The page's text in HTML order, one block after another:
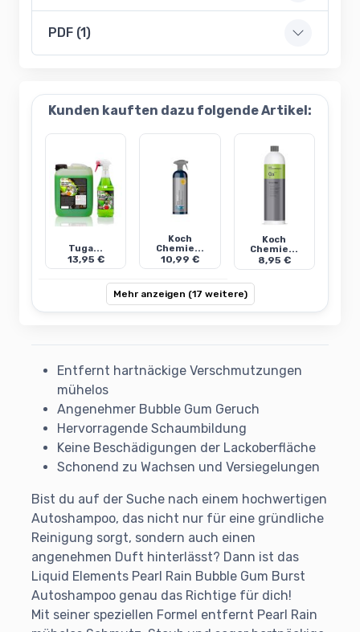
PDF (1)
Kunden kauften dazu folgende Artikel:
Tuga...
13,95 €
Koch
Chemie...
10,99 €
Koch
Chemie...
8,95 €
Mehr anzeigen (17 weitere)
Entfernt hartnäckige Verschmutzungen
mühelos
Angenehmer Bubble Gum Geruch
Hervorragende Schaumbildung
Keine Beschädigungen der Lackoberfläche
Schonend zu Wachsen und Versiegelungen
Bist du auf der Suche nach einem hochwertigen
Autoshampoo, das nicht nur für eine gründliche
Reinigung sorgt, sondern auch einen
angenehmen Duft hinterlässt? Dann ist das
Liquid Elements Pearl Rain Bubble Gum Burst
Autoshampoo genau das Richtige für dich!
Mit seiner speziellen Formel entfernt Pearl Rain